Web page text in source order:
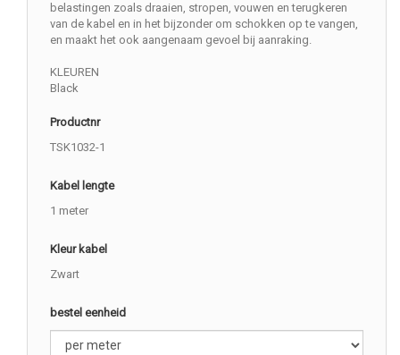
belastingen zoals draaien, stropen, vouwen en terugkeren
van de kabel en in het bijzonder om schokken op te vangen,
en maakt het ook aangenaam gevoel bij aanraking.
KLEUREN
Black
Productnr
TSK1032-1
Kabel lengte
1 meter
Kleur kabel
Zwart
bestel eenheid